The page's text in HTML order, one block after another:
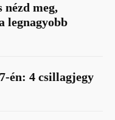
nézd meg,
legnagyobb
én: 4 csillagjegy